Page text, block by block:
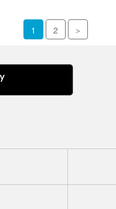
1 2 ＞